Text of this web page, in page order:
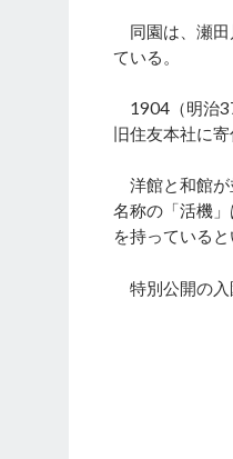
同園は、瀬田
ている。
1904（明治
旧住友本社に
洋館と和館が
名称の「活機
を持っていると
特別公開の入